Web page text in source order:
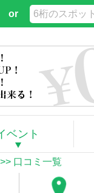
or
ベント
>> 口コミ一覧